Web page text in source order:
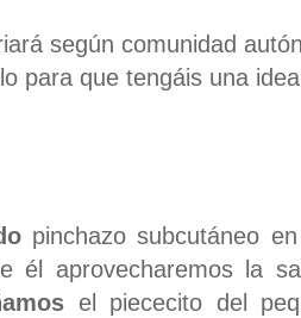
según comunidad
para que tengáis una
pinchazo subcutáneo
él aprovecharemos la
el piececito del